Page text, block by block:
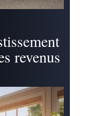
revenus